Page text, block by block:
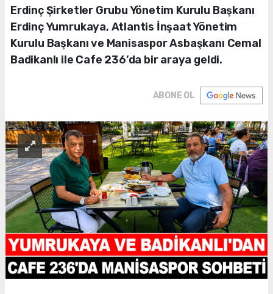
Erdinç Şirketler Grubu Yönetim Kurulu Başkanı
Erdinç Yumrukaya, Atlantis İnşaat Yönetim
Kurulu Başkanı ve Manisaspor Asbaşkanı Cemal
Badikanlı ile Cafe 236’da bir araya geldi.
ABONE OL